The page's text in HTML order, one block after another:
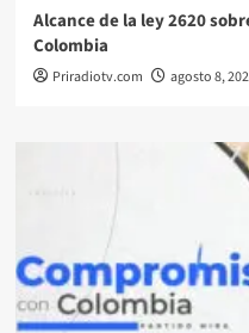
Alcance de la ley 2620
Colombia
Priradiotv.com agosto 8,